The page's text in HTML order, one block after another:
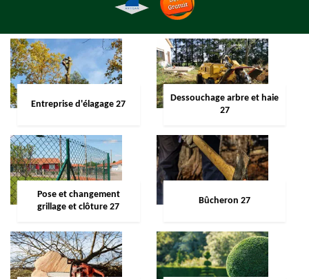
Entreprise d'élagage 27
Dessouchage arbre et haie
27
Pose et changement
grillage et clôture 27
Bûcheron 27